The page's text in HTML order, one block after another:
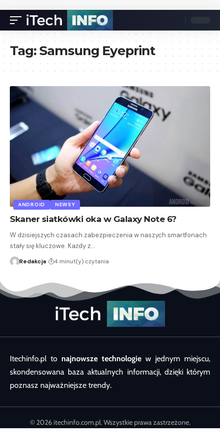
Tag:Samsung Eyeprint
ANDROID NEWSY
Skaner siatkówki oka w Galaxy Note 6?
W dzisiejszych czasach zabezpieczenia w naszych smartfonach
stały się kluczowe. Każdy z…
Redakcja 4 minut(y) czytania
Itechinfo.pl to najnowsze technologie w jednym miejscu,
skondensowana baza aktualnych informacji, dzięki którym
poznasz najważniejsze trendy.
© 2026 itechinfo.com.pl. Wszystkie prawa zastrzeżone.